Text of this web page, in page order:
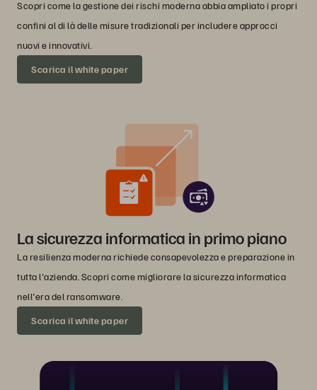
Scopri come la gestione dei rischi moderna abbia ampliato i propri
confini al di là delle misure tradizionali per includere approcci
nuovi e innovativi.
Scarica il white paper
La sicurezza informatica in primo piano
La resilienza moderna richiede consapevolezza e preparazione in
tutta l'azienda. Scopri come migliorare la sicurezza informatica
nell'era del ransomware.
Scarica il white paper